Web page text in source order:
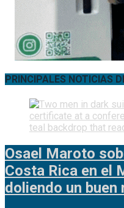
PRINCIPALES NOTICIAS
Osael Maroto
Costa Rica en el
doliendo un buen